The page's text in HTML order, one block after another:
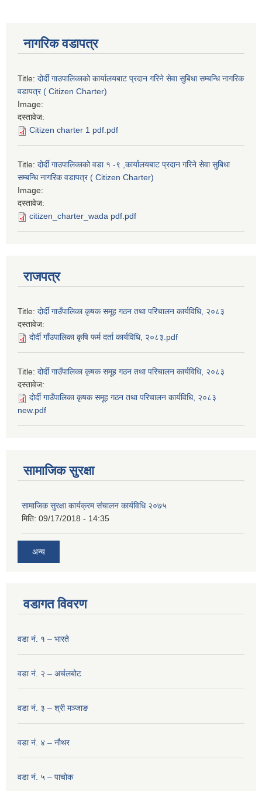
नागरिक वडापत्र
Title: दोर्दी गाउपालिकाको कार्यालयबाट प्रदान गरिने सेवा सुबिधा सम्बन्धि नागरिक
वडापत्र ( Citizen Charter)
Image:
दस्तावेज:
Citizen charter 1 pdf.pdf
Title: दोर्दी गाउपालिकाको वडा १ -९ ,कार्यालयबाट प्रदान गरिने सेवा सुबिधा
सम्बन्धि नागरिक वडापत्र ( Citizen Charter)
Image:
दस्तावेज:
citizen_charter_wada pdf.pdf
राजपत्र
Title: दोर्दी गाउँपालिका कृषक समूह गठन तथा परिचालन कार्यविधि, २०८३
दस्तावेज:
दोर्दी गाँउपालिका कृषि फर्म दर्ता कार्यविधि, २०८३.pdf
Title: दोर्दी गाउँपालिका कृषक समूह गठन तथा परिचालन कार्यविधि, २०८३
दस्तावेज:
दोर्दी गाउँपालिका कृषक समूह गठन तथा परिचालन कार्यविधि, २०८३
new.pdf
सामाजिक सुरक्षा
सामाजिक सुरक्षा कार्यक्रम संचालन कार्यविधि २०७५
मिति: 09/17/2018 - 14:35
अन्य
वडागत विवरण
वडा नं. १ – भारते
वडा नं. २ – अर्चलबोट
वडा नं. ३ – श्री मञ्‍जाङ
वडा नं. ४ – नौथर
वडा नं. ५ – पाचोक